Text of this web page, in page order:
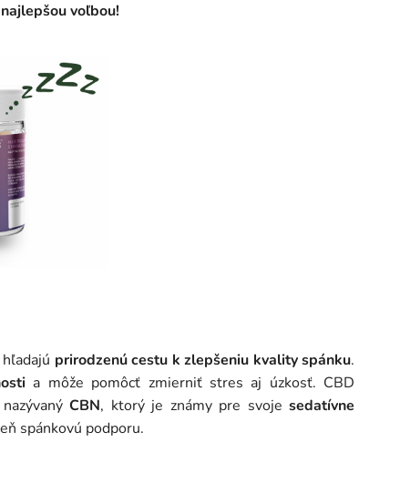
voľbou!
prirodzenú cestu k zlepšeniu kvality spánku.
a môže pomôcť zmierniť stres aj úzkosť. CBD
CBN, ktorý je známy pre svoje sedatívne
spánkovú podporu.